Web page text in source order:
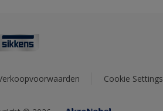
Cookie Settings